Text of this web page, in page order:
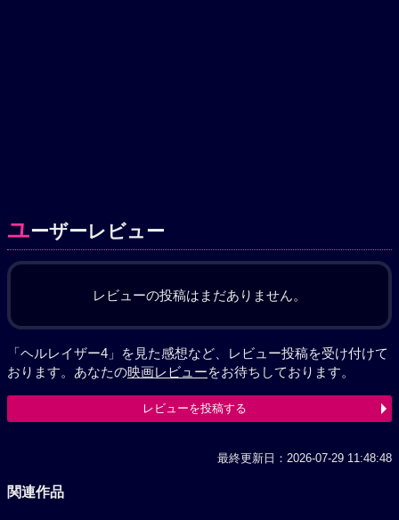
ユーザーレビュー
レビューの投稿はまだありません。
「ヘルレイザー4」を見た感想など、レビュー投稿を受け付けて
おります。あなたの映画レビューをお待ちしております。
レビューを投稿する
最終更新日：2026-07-29 11:48:48
関連作品